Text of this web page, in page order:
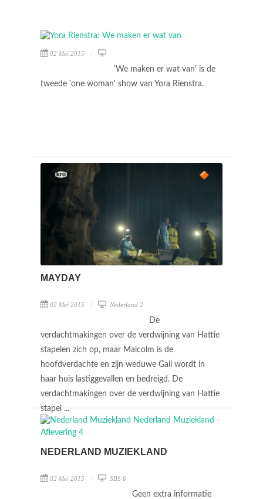
02 Mei 2015
'We maken er wat van' is de
tweede 'one woman' show van Yora Rienstra.
MAYDAY
02 Mei 2015 Nederland 2
De
verdachtmakingen over de verdwijning van Hattie
stapelen zich op, maar Malcolm is de
hoofdverdachte en zijn weduwe Gail wordt in
haar huis lastiggevallen en bedreigd. De
verdachtmakingen over de verdwijning van Hattie
stapel ...
NEDERLAND MUZIEKLAND
02 Mei 2015 SBS 6
Geen extra informatie